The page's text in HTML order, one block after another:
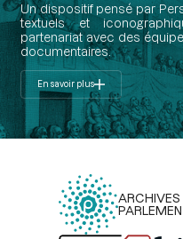
Un dispositif pensé par
textuels et
partenariat avec des
documentaires.
En savoir plus
ARCHIVES